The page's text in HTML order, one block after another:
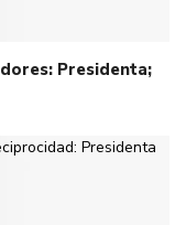
Presidenta;